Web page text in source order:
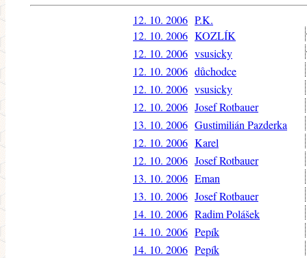
12. 10. 2006 P.K.
12. 10. 2006 KOZLÍK
12. 10. 2006 vsusicky
12. 10. 2006 důchodce
12. 10. 2006 vsusicky
12. 10. 2006 Josef Rotbauer
13. 10. 2006 Gustimilián Pazderka
12. 10. 2006 Karel
12. 10. 2006 Josef Rotbauer
13. 10. 2006 Eman
13. 10. 2006 Josef Rotbauer
14. 10. 2006 Radim Polášek
14. 10. 2006 Pepík
14. 10. 2006 Pepík